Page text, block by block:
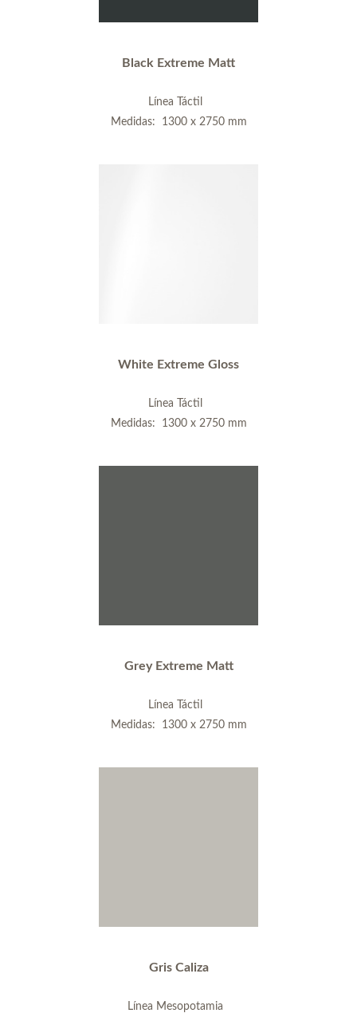
Black Extreme Matt
Línea Táctil
Medidas: 1300 x 2750 mm
White Extreme Gloss
Línea Táctil
Medidas: 1300 x 2750 mm
Grey Extreme Matt
Línea Táctil
Medidas: 1300 x 2750 mm
Gris Caliza
Línea Mesopotamia